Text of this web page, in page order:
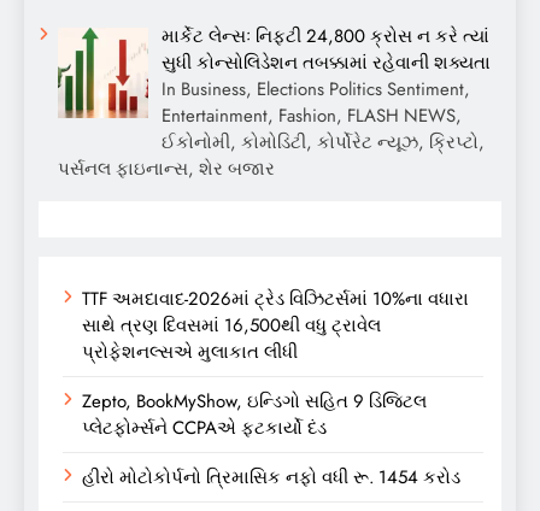
માર્કેટ લેન્સઃ નિફ્ટી 24,800 ક્રોસ ન કરે ત્યાં
સુધી કોન્સોલિડેશન તબક્કામાં રહેવાની શક્યતા
In Business, Elections Politics Sentiment,
Entertainment, Fashion, FLASH NEWS,
ઈકોનોમી, કોમોડિટી, કોર્પોરેટ ન્યૂઝ, ક્રિપ્ટો,
પર્સનલ ફાઇનાન્સ, શેર બજાર
TTF અમદાવાદ-2026માં ટ્રેડ વિઝિટર્સમાં 10%ના વધારા
સાથે ત્રણ દિવસમાં 16,500થી વધુ ટ્રાવેલ
પ્રોફેશનલ્સએ મુલાકાત લીધી
Zepto, BookMyShow, ઇન્ડિગો સહિત 9 ડિજિટલ
પ્લેટફોર્મ્સને CCPAએ ફટકાર્યો દંડ
હીરો મોટોકોર્પનો ત્રિમાસિક નફો વધી રૂ. 1454 કરોડ